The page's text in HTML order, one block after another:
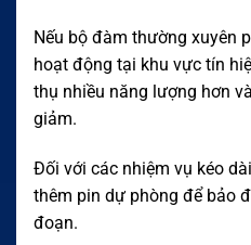
Nếu bộ đàm thường xuyên
hoạt động tại khu vực tín
thụ nhiều năng lượng hơn
giảm.
Đối với các nhiệm vụ kéo
thêm pin dự phòng để bảo
đoạn.